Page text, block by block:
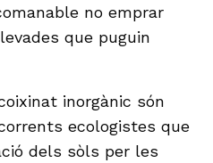
no emprar
que puguin
inorgànic són
ecologistes que
dels sòls per les